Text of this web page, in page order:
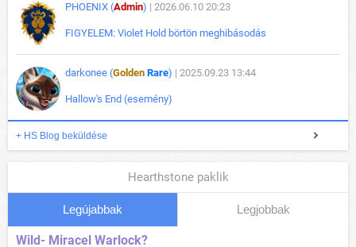
PHOENIX (Admin) | 2026.06.10 20:23
FIGYELEM: Violet Hold börtön meghibásodás
darkonee (Golden Rare) | 2025.09.23 13:44
Hallow's End (esemény)
+ HS Blog beküldése
Hearthstone paklik
Legújabbak Legjobbak
Wild- Miracel Warlock?